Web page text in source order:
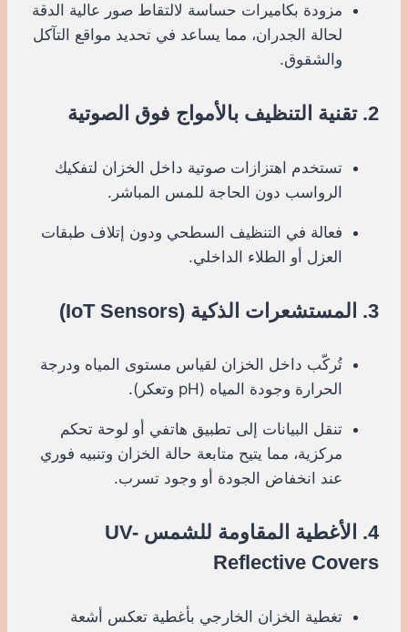
مزودة بكاميرات حساسة لالتقاط صور عالية الدقة
لحالة الجدران، مما يساعد في تحديد مواقع التآكل
والشقوق.
2. تقنية التنظيف بالأمواج فوق الصوتية
تستخدم اهتزازات صوتية داخل الخزان لتفكيك
الرواسب دون الحاجة للمس المباشر.
فعالة في التنظيف السطحي ودون إتلاف طبقات
العزل أو الطلاء الداخلي.
3. المستشعرات الذكية (IoT Sensors)
تُركّب داخل الخزان لقياس مستوى المياه ودرجة
الحرارة وجودة المياه (pH وتعكر).
تنقل البيانات إلى تطبيق هاتفي أو لوحة تحكم
مركزية، مما يتيح متابعة حالة الخزان وتنبيه فوري
عند انخفاض الجودة أو وجود تسرب.
4. الأغطية المقاومة للشمس UV-
Reflective Covers
تغطية الخزان الخارجي بأغطية تعكس أشعة